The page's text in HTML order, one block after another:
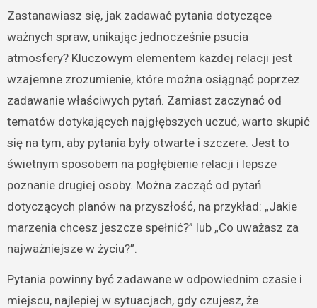
Zastanawiasz się, jak zadawać pytania dotyczące
ważnych spraw, unikając jednocześnie psucia
atmosfery? Kluczowym elementem każdej relacji jest
wzajemne zrozumienie, które można osiągnąć poprzez
zadawanie właściwych pytań. Zamiast zaczynać od
tematów dotykających najgłębszych uczuć, warto skupić
się na tym, aby pytania były otwarte i szczere. Jest to
świetnym sposobem na pogłębienie relacji i lepsze
poznanie drugiej osoby. Można zacząć od pytań
dotyczących planów na przyszłość, na przykład: „Jakie
marzenia chcesz jeszcze spełnić?” lub „Co uważasz za
najważniejsze w życiu?”.
Pytania powinny być zadawane w odpowiednim czasie i
miejscu, najlepiej w sytuacjach, gdy czujesz, że